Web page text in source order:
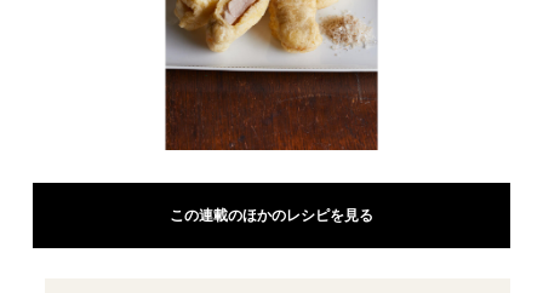
この連載のほかのレシピを見る